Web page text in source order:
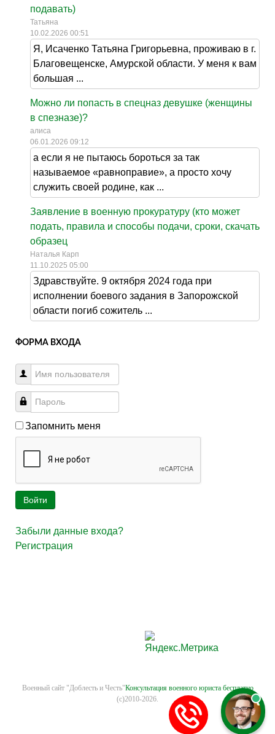
подавать)
Татьяна
10.02.2026 00:51
Я, Исаченко Татьяна Григорьевна, проживаю в г.
Благовещенске, Амурской области. У меня к вам
большая ...
Можно ли попасть в спецназ девушке (женщины
в спезназе)?
алиса
06.01.2026 09:12
а если я не пытаюсь бороться за так
называемое «равноправие», а просто хочу
служить своей родине, как ...
Заявление в военную прокуратуру (кто может
подать, правила и способы подачи, сроки, скачать
образец
Наталья Карп
11.10.2025 05:00
Здравствуйте. 9 октября 2024 года при
исполнении боевого задания в Запорожской
области погиб сожитель ...
ФОРМА ВХОДА
Запомнить меня
Войти
Забыли данные входа?
Регистрация
Военный сайт "Доблесть и Честь"Консультация военного юриста бесплатно
(с)2010-2026.